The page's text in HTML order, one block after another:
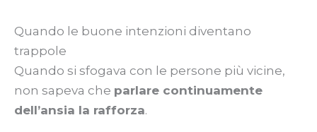
Quando le buone intenzioni diventano
trappole
Quando si sfogava con le persone più vicine,
non sapeva che parlare continuamente
dell’ansia la rafforza.